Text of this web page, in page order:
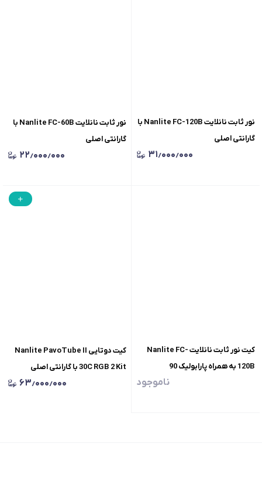
نور ثابت نانلایت Nanlite FC-120B با
گارانتی اصلی
۳۱٫۰۰۰٫۰۰۰
نور ثابت نانلایت Nanlite FC-60B با
گارانتی اصلی
۲۲٫۰۰۰٫۰۰۰
کیت نور ثابت نانلایت Nanlite FC-
120B به همراه پارابولیک 90
ناموجود
کیت دوتایی Nanlite PavoTube II
30C RGB 2 Kit با گارانتی اصلی
۶۳٫۰۰۰٫۰۰۰